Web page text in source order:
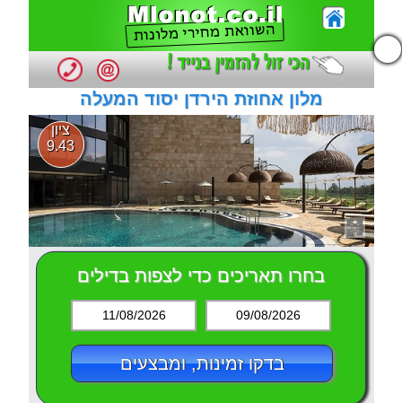
מלון אחוזת הירדן יסוד המעלה
ציון
9.43
בחרו תאריכים כדי לצפות בדילים
11/08/2026 09/08/2026
בדקו זמינות, ומבצעים
נגישות
נגישות